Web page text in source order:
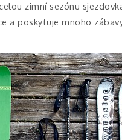
zimní sezónu
a poskytuje mnoho